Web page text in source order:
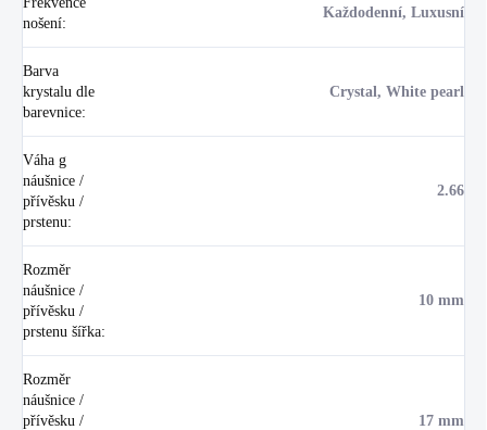
nošení:
Každodenní, Luxusní
Barva
krystalu dle
barevnice:
Crystal, White pearl
Váha g
náušnice /
přívěsku /
prstenu:
2.66
Rozměr
náušnice /
přívěsku /
prstenu šířka:
10 mm
Rozměr
náušnice /
přívěsku /
17 mm